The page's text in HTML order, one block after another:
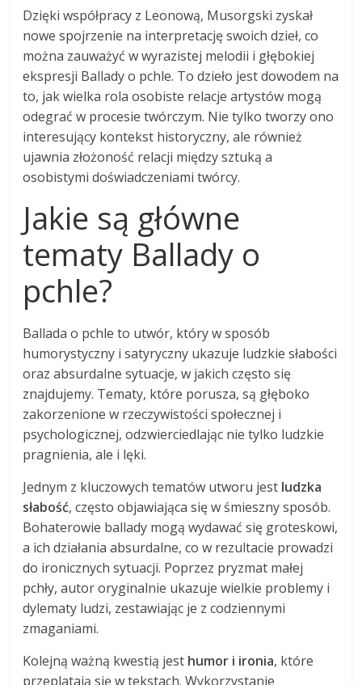
Dzięki współpracy z Leonową, Musorgski zyskał
nowe spojrzenie na interpretację swoich dzieł, co
można zauważyć w wyrazistej melodii i głębokiej
ekspresji Ballady o pchle. To dzieło jest dowodem na
to, jak wielka rola osobiste relacje artystów mogą
odegrać w procesie twórczym. Nie tylko tworzy ono
interesujący kontekst historyczny, ale również
ujawnia złożoność relacji między sztuką a
osobistymi doświadczeniami twórcy.
Jakie są główne
tematy Ballady o
pchle?
Ballada o pchle to utwór, który w sposób
humorystyczny i satyryczny ukazuje ludzkie słabości
oraz absurdalne sytuacje, w jakich często się
znajdujemy. Tematy, które porusza, są głęboko
zakorzenione w rzeczywistości społecznej i
psychologicznej, odzwierciedlając nie tylko ludzkie
pragnienia, ale i lęki.
Jednym z kluczowych tematów utworu jest ludzka
słabość, często objawiająca się w śmieszny sposób.
Bohaterowie ballady mogą wydawać się groteskowi,
a ich działania absurdalne, co w rezultacie prowadzi
do ironicznych sytuacji. Poprzez pryzmat małej
pchły, autor oryginalnie ukazuje wielkie problemy i
dylematy ludzi, zestawiając je z codziennymi
zmaganiami.
Kolejną ważną kwestią jest humor i ironia, które
przeplatają się w tekstach. Wykorzystanie